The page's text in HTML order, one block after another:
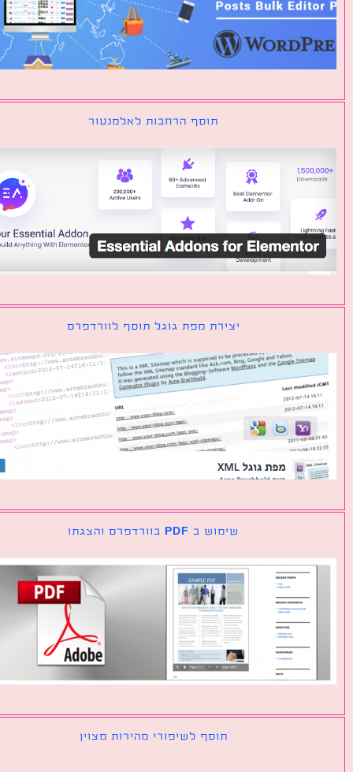
תוסף הרחבות לאלמנטור
יצירת מפת גוגל תוסף לוורדפרס
שימוש ב PDF בוורדפרס והצגתו
תוסף לשיפורי מהירות מצוין